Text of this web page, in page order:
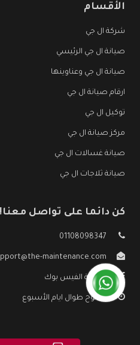
الأقسام
شركة ال جي
صيانة ال جي الرئيسي
صيانة ال جي وعناوينها
ارقام صيانة ال جي
توكيل ال جي
مركز صيانة ال جي
صيانة غسالات ال جي
صيانة ثلاجات ال جي
كن دائما على تواصل معنا!
01108098347
maintenance.com
صفحة الفيس بوك
مفتوح طوال ايام الأسبوع